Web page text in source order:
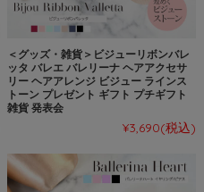
＜グッズ・雑貨＞ビジューリボンバレ
ッタ バレエ バレリーナ ヘアアクセサ
リー ヘアアレンジ ビジュー ラインス
トーン プレゼント ギフト プチギフト
雑貨 発表会
¥3,690(税込)